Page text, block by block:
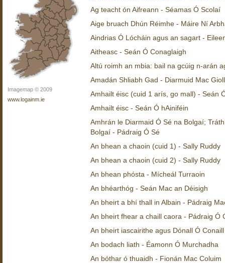
Imagemap © 2009
www.logainm.ie
Ag teacht ón Aifreann - Séamas Ó Scolaí
Aige bruach Dhún Réimhe - Máire Ní
Aindrias Ó Lócháin agus an sagart -
Aitheasc - Seán Ó Conaglaigh
Altú roimh an mbia: bail na gcúig n-arán
Amadán Shliabh Gad - Diarmuid Mac
Amhailt éisc (cuid 1 arís, go mall) - Seán
Amhailt éisc - Seán Ó hAiniféin
Amhrán le Diarmaid Ó Sé na Bolgaí;
Bolgaí - Pádraig Ó Sé
An bhean a chaoin (cuid 1) - Sally Ruddy
An bhean a chaoin (cuid 2) - Sally Ruddy
An bhean phósta - Mícheál Turraoin
An bhéarthóg - Seán Mac an Déisigh
An bheirt a bhí thall in Albain - Pádraig
An bheirt fhear a chaill caora - Pádraig Ó
An bheirt iascairithe agus Dónall Ó
An bodach liath - Éamonn Ó Murchadha
An bóthar ó thuaidh - Fionán Mac Coluim